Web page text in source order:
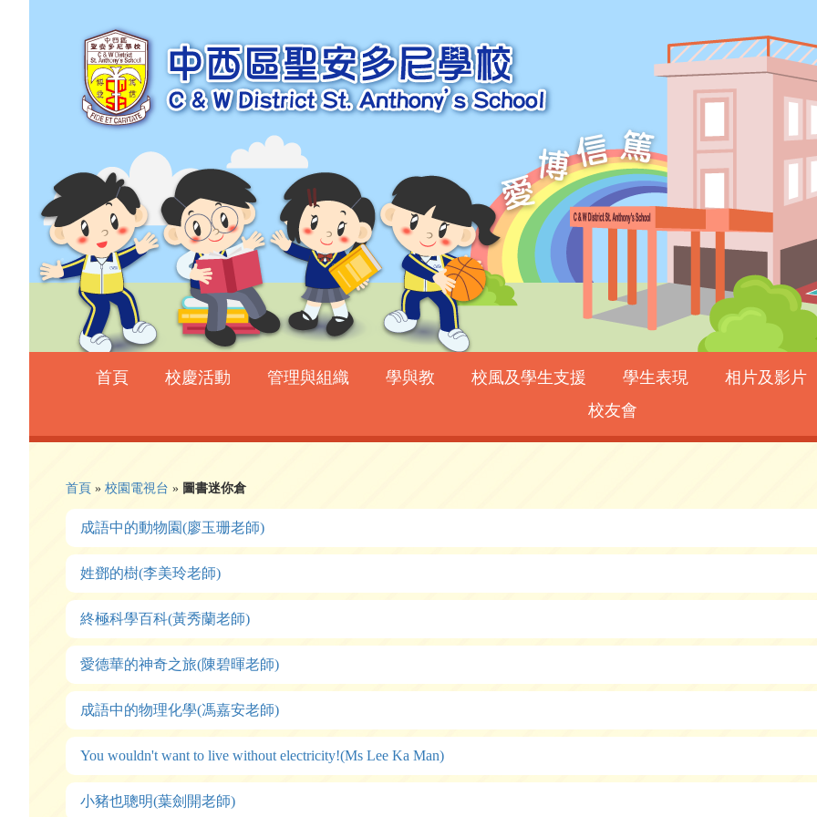
校慶活動
管理與組織
校風及學生支援
學生表現
相片及影片
升中資訊
入學申請
家長教師會首頁 校慶活動 管理與組織 學與教 校風及學生支援 學生表現
相片及影片
校友會
首頁 » 校園電視台 » 圖書迷你倉
成語中的動物園(廖玉珊老師)
姓鄧的樹(李美玲老師)
終極科學百科(黃秀蘭老師)
愛德華的神奇之旅(陳碧暉老師)
成語中的物理化學(馮嘉安老師)
You wouldn't want to live without electricity!(Ms Lee Ka Man)
小豬也聰明(葉劍開老師)